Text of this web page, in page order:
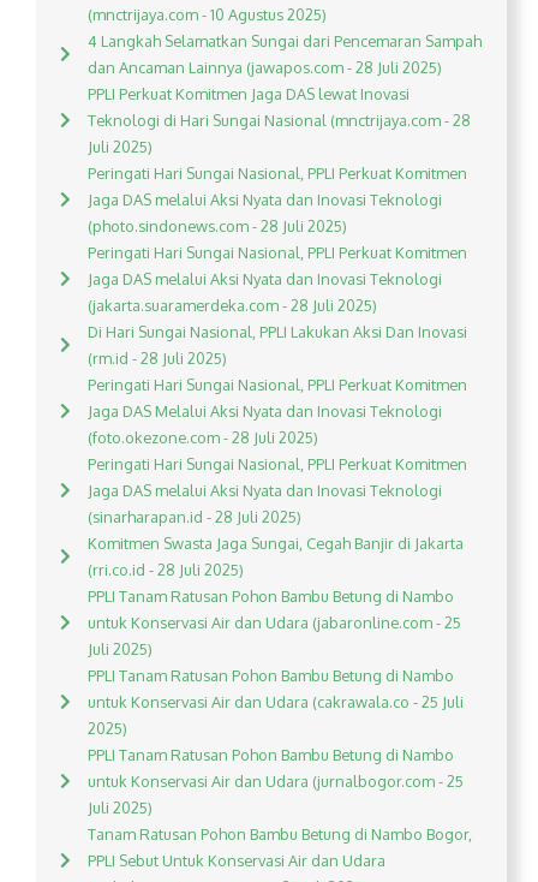
(mnctrijaya.com - 10 Agustus 2025)
4 Langkah Selamatkan Sungai dari Pencemaran Sampah
dan Ancaman Lainnya (jawapos.com - 28 Juli 2025)
PPLI Perkuat Komitmen Jaga DAS lewat Inovasi
Teknologi di Hari Sungai Nasional (mnctrijaya.com - 28
Juli 2025)
Peringati Hari Sungai Nasional, PPLI Perkuat Komitmen
Jaga DAS melalui Aksi Nyata dan Inovasi Teknologi
(photo.sindonews.com - 28 Juli 2025)
Peringati Hari Sungai Nasional, PPLI Perkuat Komitmen
Jaga DAS melalui Aksi Nyata dan Inovasi Teknologi
(jakarta.suaramerdeka.com - 28 Juli 2025)
Di Hari Sungai Nasional, PPLI Lakukan Aksi Dan Inovasi
(rm.id - 28 Juli 2025)
Peringati Hari Sungai Nasional, PPLI Perkuat Komitmen
Jaga DAS Melalui Aksi Nyata dan Inovasi Teknologi
(foto.okezone.com - 28 Juli 2025)
Peringati Hari Sungai Nasional, PPLI Perkuat Komitmen
Jaga DAS melalui Aksi Nyata dan Inovasi Teknologi
(sinarharapan.id - 28 Juli 2025)
Komitmen Swasta Jaga Sungai, Cegah Banjir di Jakarta
(rri.co.id - 28 Juli 2025)
PPLI Tanam Ratusan Pohon Bambu Betung di Nambo
untuk Konservasi Air dan Udara (jabaronline.com - 25
Juli 2025)
PPLI Tanam Ratusan Pohon Bambu Betung di Nambo
untuk Konservasi Air dan Udara (cakrawala.co - 25 Juli
2025)
PPLI Tanam Ratusan Pohon Bambu Betung di Nambo
untuk Konservasi Air dan Udara (jurnalbogor.com - 25
Juli 2025)
Tanam Ratusan Pohon Bambu Betung di Nambo Bogor,
PPLI Sebut Untuk Konservasi Air dan Udara